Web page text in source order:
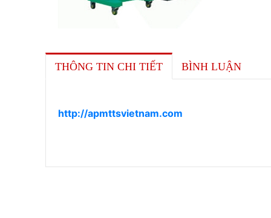
THÔNG TIN CHI TIẾT BÌNH LUẬN
http://apmttsvietnam.com